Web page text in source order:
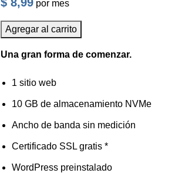
por mes
Agregar al carrito
Una gran forma de comenzar.
1 sitio web
10 GB de almacenamiento NVMe
Ancho de banda sin medición
Certificado SSL gratis *
WordPress preinstalado